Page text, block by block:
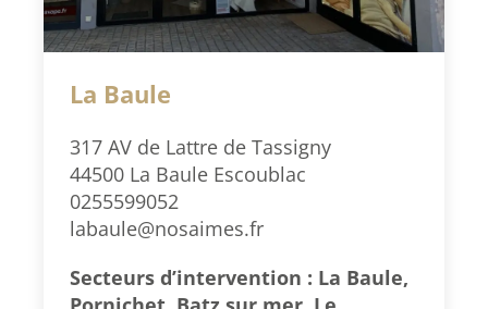
La Baule
317 AV de Lattre de Tassigny
44500 La Baule Escoublac
0255599052
labaule@nosaimes.fr
Secteurs d’intervention : La Baule,